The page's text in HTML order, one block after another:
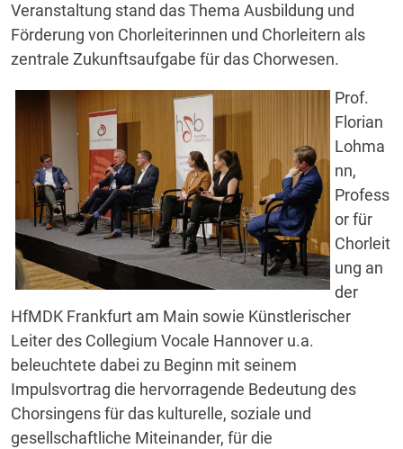
Veranstaltung stand das Thema Ausbildung und
Förderung von Chorleiterinnen und Chorleitern als
zentrale Zukunftsaufgabe für das Chorwesen.
Prof.
Florian
Lohma
nn,
Profess
or für
Chorleit
ung an
der
HfMDK Frankfurt am Main sowie Künstlerischer
Leiter des Collegium Vocale Hannover u.a.
beleuchtete dabei zu Beginn mit seinem
Impulsvortrag die hervorragende Bedeutung des
Chorsingens für das kulturelle, soziale und
gesellschaftliche Miteinander, für die